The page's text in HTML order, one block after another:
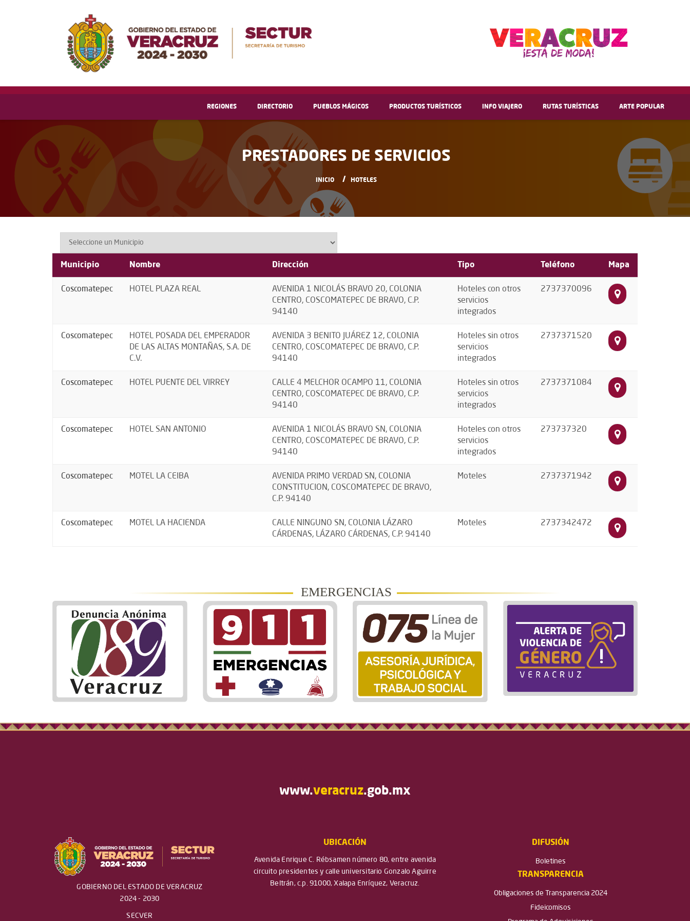
REGIONES DIRECTORIO PUEBLOS MÁGICOS PRODUCTOS TURÍSTICOS INFO VIAJERO RUTAS TURÍSTICAS ARTE POPULAR
PRESTADORES DE SERVICIOS
INICIO HOTELES
Municipio Nombre Dirección Tipo Teléfono Mapa
Coscomatepec HOTEL PLAZA REAL
AVENIDA 1 NICOLÁS BRAVO 20, COLONIA
CENTRO, COSCOMATEPEC DE BRAVO, C.P.
94140
Hoteles con otros
servicios
integrados
2737370096
Coscomatepec
HOTEL POSADA DEL EMPERADOR
DE LAS ALTAS MONTAÑAS, S.A. DE
C.V.
AVENIDA 3 BENITO JUÁREZ 12, COLONIA
CENTRO, COSCOMATEPEC DE BRAVO, C.P.
94140
Hoteles sin otros
servicios
integrados
2737371520
Coscomatepec HOTEL PUENTE DEL VIRREY
CALLE 4 MELCHOR OCAMPO 11, COLONIA
CENTRO, COSCOMATEPEC DE BRAVO, C.P.
94140
Hoteles sin otros
servicios
integrados
2737371084
Coscomatepec HOTEL SAN ANTONIO
AVENIDA 1 NICOLÁS BRAVO SN, COLONIA
CENTRO, COSCOMATEPEC DE BRAVO, C.P.
94140
Hoteles con otros
servicios
integrados
273737320
Coscomatepec MOTEL LA CEIBA
AVENIDA PRIMO VERDAD SN, COLONIA
CONSTITUCION, COSCOMATEPEC DE BRAVO,
C.P. 94140
Moteles 2737371942
Coscomatepec MOTEL LA HACIENDA
CALLE NINGUNO SN, COLONIA LÁZARO
CÁRDENAS, LÁZARO CÁRDENAS, C.P. 94140
Moteles 2737342472
EMERGENCIAS
www.veracruz.gob.mx
GOBIERNO DEL ESTADO DE VERACRUZ
2024 - 2030
SECVER
UBICACIÓN
Avenida Enrique C. Rébsamen número 80, entre avenida
circuito presidentes y calle universitario Gonzalo Aguirre
Beltrán, c.p. 91000, Xalapa Enríquez, Veracruz.
DIFUSIÓN
Boletines
TRANSPARENCIA
Obligaciones de Transparencia 2024
Fideicomisos